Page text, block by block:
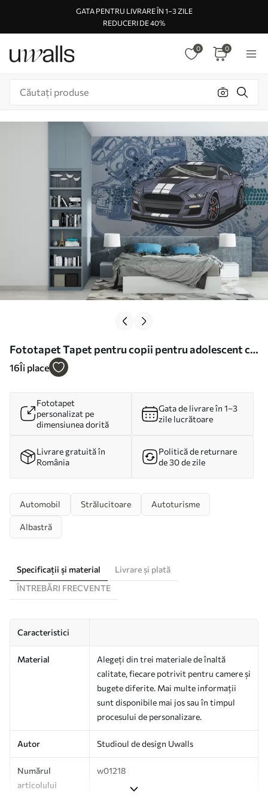
GATA PENTRU LIVRARE ÎN 1–3 ZILE
REDUCERI DE 40%
0 0
Fototapet Tapet pentru copii pentru adolescent cu
mașină și litere grafice în albastru Nr. w01218
16Îi place
Fototapet
personalizat pe
dimensiunea dorită
Gata de livrare în 1–3
zile lucrătoare
Livrare gratuită în
România
Politică de returnare
de 30 de zile
Automobil Strălucitoare Autoturisme
Albastră
Specificații și material
Livrare și plată
ÎNTREBĂRI FRECVENTE
Caracteristici
Material
Alegeți din trei materiale de înaltă
calitate, fiecare potrivit pentru camere și
bugete diferite. Mai multe informații
sunt disponibile mai jos sau în timpul
procesului de personalizare.
Autor Studioul de design Uwalls
Numărul
articolului
w01218